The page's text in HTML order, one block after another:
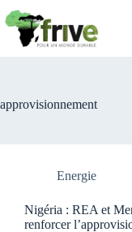
au
contenu
approvisionnement
Energie
Nigéria : REA et
renforcer